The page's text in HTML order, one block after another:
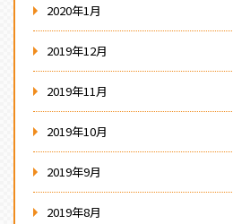
2020年1月
2019年12月
2019年11月
2019年10月
2019年9月
2019年8月